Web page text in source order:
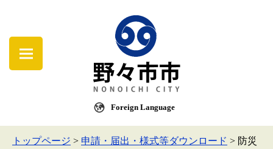
Foreign Language
トップページ > 申請・届出・様式等ダウンロード > 防災